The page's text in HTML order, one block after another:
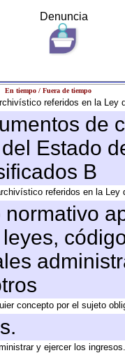
Denuncia
En tiempo / Fuera de tiempo
referidos en la
de
Estado
B
referidos en la
normativo
concepto por el sujeto
y ejercer los ingresos.